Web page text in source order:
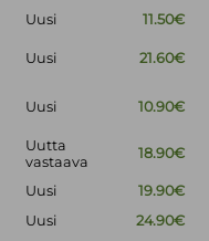
Uusi
11.50€
Uusi 21.60€
Uusi 10.90€
Uutta
vastaava
18.90€
Uusi
19.90€
Uusi
24.90€